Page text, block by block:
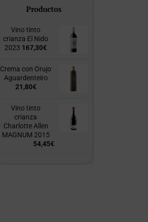
Productos
Vino tinto
crianza El Nido
2023 167,30€
Crema con Orujo
Aguardenteiro
21,80€
Vino tinto
crianza
Charlotte Allen
MAGNUM 2015
54,45€